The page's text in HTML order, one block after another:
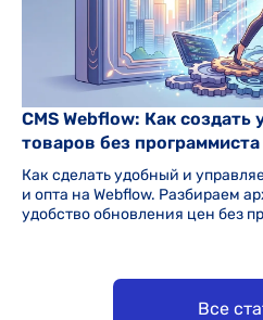
CMS Webflow: Как создать
товаров без
Как сделать удобный и
и опта на Webflow. Разбираем
удобство обновления цен без
Все